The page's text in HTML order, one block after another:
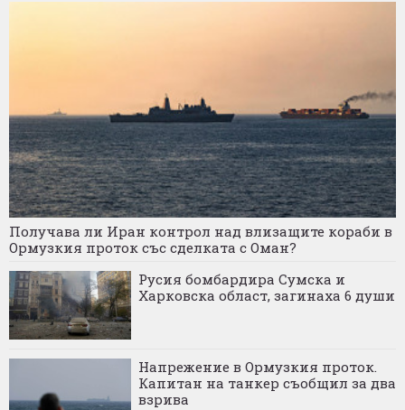
Получава ли Иран контрол над влизащите кораби в
Ормузкия проток със сделката с Оман?
Русия бомбардира Сумска и
Харковска област, загинаха 6 души
Напрежение в Ормузкия проток.
Капитан на танкер съобщил за два
взрива